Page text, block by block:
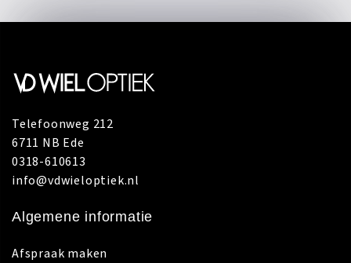
Telefoonweg 212
6711 NB Ede
0318-610613
info@vdwieloptiek.nl
Algemene informatie
Afspraak maken